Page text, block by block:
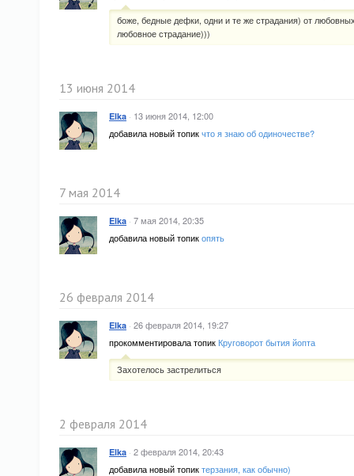
боже, бедные дефки, одни и те же страдания) от
любовное страдание)))
13 июня 2014
Elka · 13 июня 2014, 12:00
добавила новый топикчто я знаю об одиночестве?
7 мая 2014
Elka · 7 мая 2014, 20:35
добавила новый топикопять
26 февраля 2014
Elka · 26 февраля 2014, 19:27
прокомментировала топик Круговорот бытия йопта
Захотелось застрелиться
2 февраля 2014
Elka · 2 февраля 2014, 20:43
добавила новый топиктерзания, как обычно)